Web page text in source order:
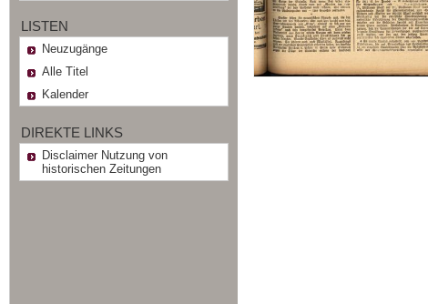
LISTEN
Neuzugänge
Alle Titel
Kalender
DIREKTE LINKS
Disclaimer Nutzung von
historischen Zeitungen